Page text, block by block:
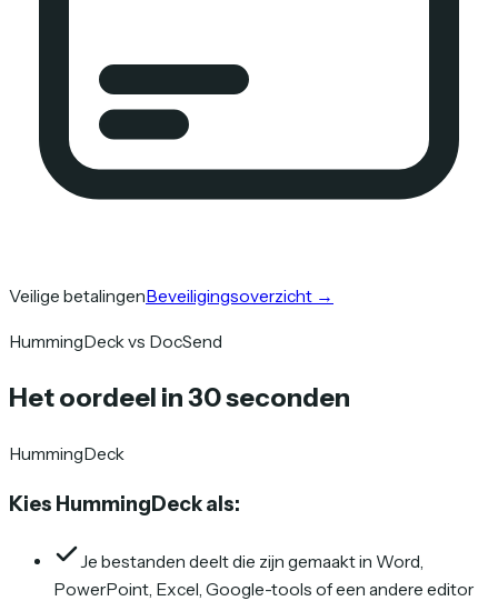
Veilige betalingenBeveiligingsoverzicht →
HummingDeck vs DocSend
Het oordeel in 30 seconden
HummingDeck
Kies HummingDeck als:
Je bestanden deelt die zijn gemaakt in Word,
PowerPoint, Excel, Google-tools of een andere editor